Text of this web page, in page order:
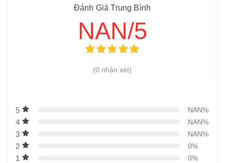
Đánh Giá Trung Bình
NAN/5
(0 nhận xét)
5 NAN%
4 NAN%
3 NAN%
2 0%
1 0%